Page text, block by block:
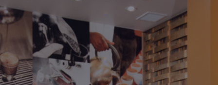
Gastronomía
Innovación